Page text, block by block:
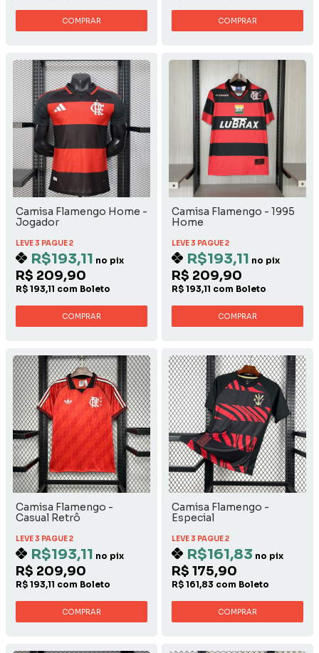
COMPRAR COMPRAR
Camisa Flamengo Home -
Jogador
LEVE 3 PAGUE 2
R$193,11 no pix
R$ 209,90
R$ 193,11 com Boleto
COMPRAR
Camisa Flamengo - 1995
Home
LEVE 3 PAGUE 2
R$193,11 no pix
R$ 209,90
R$ 193,11 com Boleto
COMPRAR
Camisa Flamengo -
Casual Retrô
LEVE 3 PAGUE 2
R$193,11 no pix
R$ 209,90
R$ 193,11 com Boleto
COMPRAR
Camisa Flamengo -
Especial
LEVE 3 PAGUE 2
R$161,83 no pix
R$ 175,90
R$ 161,83 com Boleto
COMPRAR